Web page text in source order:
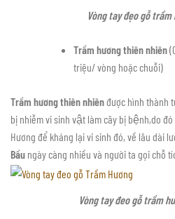
Vòng tay đẹo gỗ trầm
Trầm hương thiên nhiên
triệu/ vòng hoặc chuỗi)
Trầm hương thiên nhiênđược hình thành
bị nhiễm vi sinh vật làm cây bị bệnh,do
Hương để kháng lại vi sinh đó, về lâu dài
Bầu ngày càng nhiều và người ta gọi chỗ
Vòng tay đeo gỗ trầm